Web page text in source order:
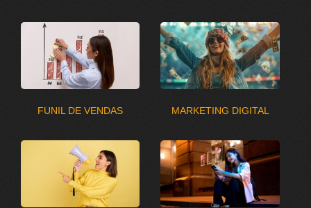
FUNIL DE VENDAS MARKETING DIGITAL